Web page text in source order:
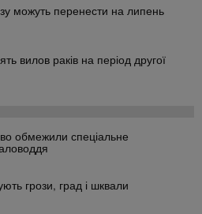
можуть перенести на липень
вилов раків на період другої
обмежили спеціальне
грози, град і шквали